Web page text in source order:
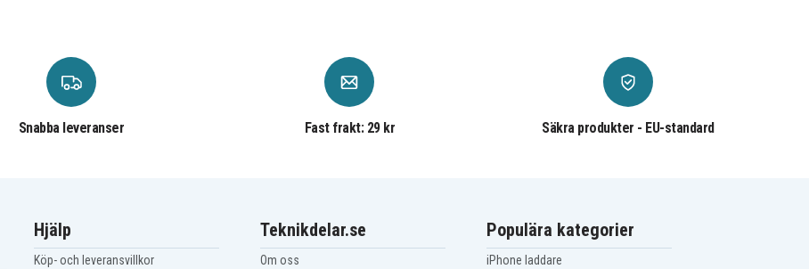
Snabba leveranser Fast frakt: 29 kr Säkra produkter - EU-standard
Hjälp
Köp- och leveransvillkor
Teknikdelar.se
Om oss
Populära kategorier
iPhone laddare